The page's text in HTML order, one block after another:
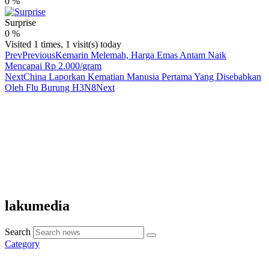
Surprise
0 %
Visited 1 times, 1 visit(s) today
PrevPreviousKemarin Melemah, Harga Emas Antam Naik
Mencapai Rp 2.000/gram
NextChina Laporkan Kematian Manusia Pertama Yang Disebabkan
Oleh Flu Burung H3N8Next
lakumedia
Search
Category